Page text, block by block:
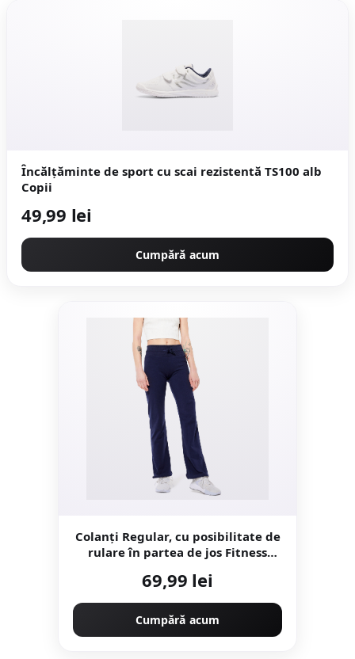
Încălțăminte de sport cu scai rezistentă TS100 alb
Copii
49,99 lei
Cumpără acum
Colanţi Regular, cu posibilitate de
rulare în partea de jos Fitness
69,99 lei
Cumpără acum